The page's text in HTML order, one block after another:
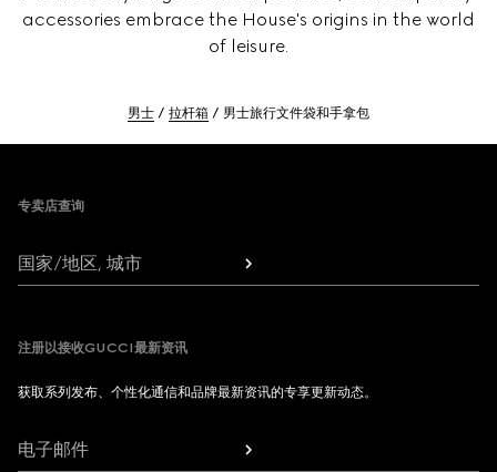
accessories embrace the House's origins in the world
of leisure.
男士 拉杆箱 男士旅行文件袋和手拿包
专卖店查询
国家/地区, 城市
注册以接收GUCCI最新资讯
获取系列发布、个性化通信和品牌最新资讯的专享更新动态。
电子邮件